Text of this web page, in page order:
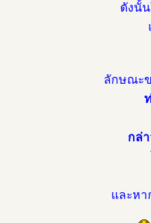
ดังนั้
ลักษณะ
กล่
และห